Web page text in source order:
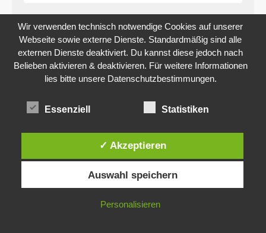
Kennst du schon unser unverbindliches und
kostenloses Kursangebot?
Klicke hier, um auf unsere Kursübersicht zu
gelangen
Wir verwenden technisch notwendige Cookies auf unserer
Webseite sowie externe Dienste. Standardmäßig sind alle
externen Dienste deaktiviert. Du kannst diese jedoch nach
Belieben aktivieren & deaktivieren. Für weitere Informationen
lies bitte unsere Datenschutzbestimmungen.
Essenziell Statistiken
✓ Akzeptieren
Auswahl speichern
Personalisieren